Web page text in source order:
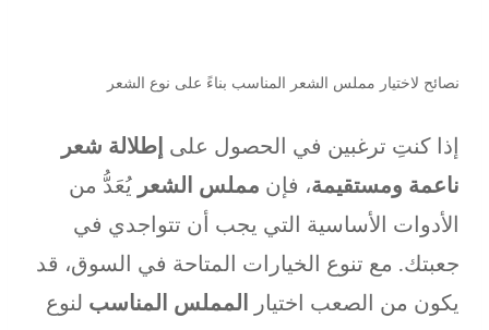
نصائح لاختيار مملس الشعر المناسب بناءً على نوع الشعر
إذا كنتِ ترغبين في الحصول على إطلالة شعر
ناعمة ومستقيمة، فإن مملس الشعر يُعَدُّ من
الأدوات الأساسية التي يجب أن تتواجدي في
جعبتك. مع تنوع الخيارات المتاحة في السوق، قد
يكون من الصعب اختيار
المملس المناسب لنوع